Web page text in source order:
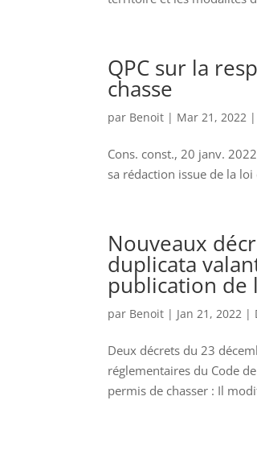
QPC sur la
chasse
par Benoit | Mar 21, 2022 |
Cons. const., 20 janv.
sa rédaction issue de la
Nouveaux
duplicata
publication de
par Benoit | Jan 21, 2022 |
Deux décrets du 23
réglementaires du Code
permis de chasser : Il